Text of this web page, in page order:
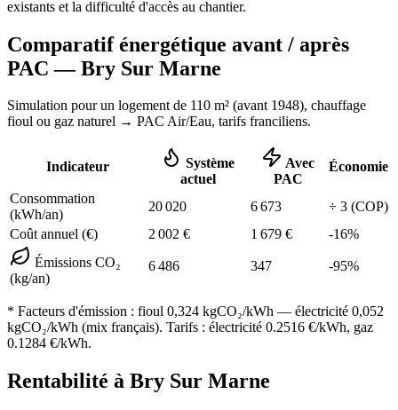
existants et la difficulté d'accès au chantier.
Comparatif énergétique avant / après
PAC —Bry Sur Marne
Simulation pour un logement de 110 m² (avant 1948), chauffage
fioul ou gaz naturel → PAC Air/Eau, tarifs franciliens.
Indicateur
Système
actuel
Avec
PAC
Économie
Consommation
(kWh/an)
20 020 6 673 ÷ 3 (COP)
Coût annuel (€)
2 002 € 1 679 € -16%
Émissions CO₂
(kg/an)
6 486 347 -95%
* Facteurs d'émission : fioul 0,324 kgCO₂/kWh — électricité 0,052
kgCO₂/kWh (mix français). Tarifs : électricité 0.2516 €/kWh, gaz
0.1284 €/kWh.
Rentabilité à Bry Sur Marne